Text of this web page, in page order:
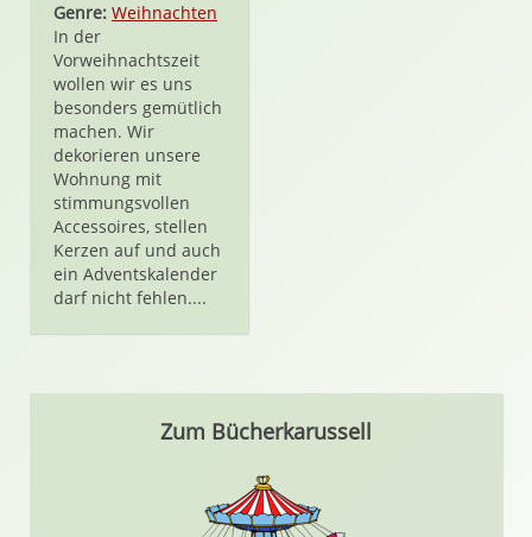
Genre: Weihnachten
In der
Vorweihnachtszeit
wollen wir es uns
besonders gemütlich
machen. Wir
dekorieren unsere
Wohnung mit
stimmungsvollen
Accessoires, stellen
Kerzen auf und auch
ein Adventskalender
darf nicht fehlen....
Zum Bücherkarussell